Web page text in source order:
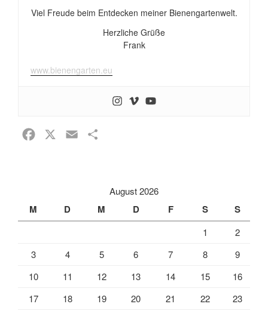
Viel Freude beim Entdecken meiner Bienengartenwelt.
Herzliche Grüße
Frank
www.bienengarten.eu
o
n
August 2026
M D M D F S S
1
2
3
4 5 6 7 8
9
10
11 12 13 14 15
16
17
18 19 20 21 22 23